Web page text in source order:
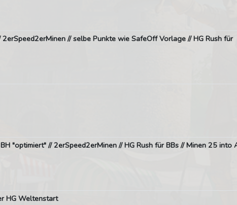
// selbe Punkte wie SafeOff Vorlage // HG Rush für
"optimiert" // 2erSpeed2erMinen // HG Rush für BBs // Minen 25 into
HG Weltenstart